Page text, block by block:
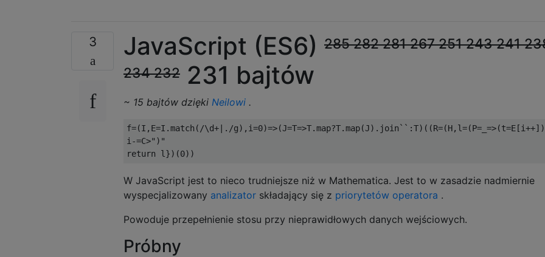
3 JavaScript (ES6) 285282281267251243241
234232 231 bajtów
~ 15 bajtów dzięki Neilowi .
f=(I , E=I .match ( /\d+|./g), i=0)=>(J=T=>T.map?T.map(J). join``:T)((R=(H, l=(P= =>(t=E[i
i -=C>")"
return l })(0))
W JavaScript jest to nieco trudniejsze niż w Mathematica. Jest to w zasadzie nadmiernie
wyspecjalizowany analizator składający się z priorytetów operatora .
Powoduje przepełnienie stosu przy nieprawidłowych danych wejściowych.
Próbny